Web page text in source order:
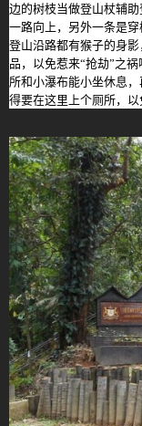
边的树枝当做登山杖辅
一路向上，另外一条是穿
登山沿路都有猴子的身
品，以免惹来“抢劫”之祸
所和小瀑布能小坐休息
得要在这里上个厕所，以